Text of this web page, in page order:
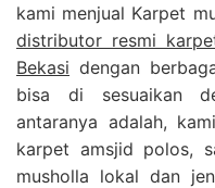
kami menjual Karpet
distributor resmi
Bekasi dengan
bisa di sesuaikan
antaranya adalah,
karpet amsjid polos,
musholla lokal dan